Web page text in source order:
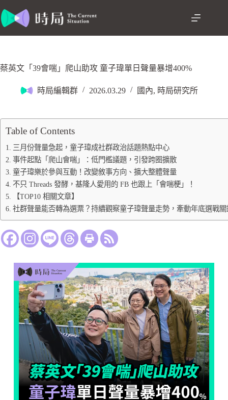
蔡英文「39會喘」爬山助攻 童子瑋單日聲量暴增400%
時局編輯群 2026.03.29 國內, 時局研究所
Table of Contents
三月份聲量急起，童子瑋成社群政治話題熱點中心
事件起點「爬山會喘」：低門檻議題，引發跨圈擴散
童子瑋樂於參與互動！改變敘事方向、擴大整體聲量
不只 Threads 發酵，基隆人愛用的 FB 也跟上「會喘梗」！
【TOP10 相關文章】
社群聲量能否轉為選票？持續觀察童子瑋聲量走勢，牽動年底選戰關